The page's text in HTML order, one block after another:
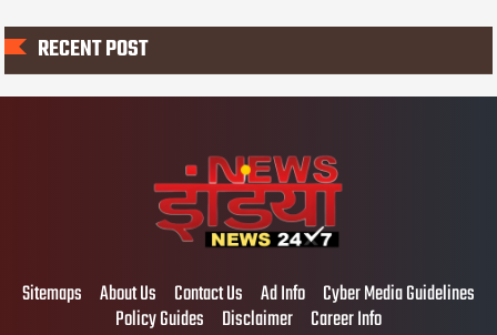
RECENT POST
Sitemaps About Us Contact Us Ad Info Cyber Media Guidelines
Policy Guides Disclaimer Career Info